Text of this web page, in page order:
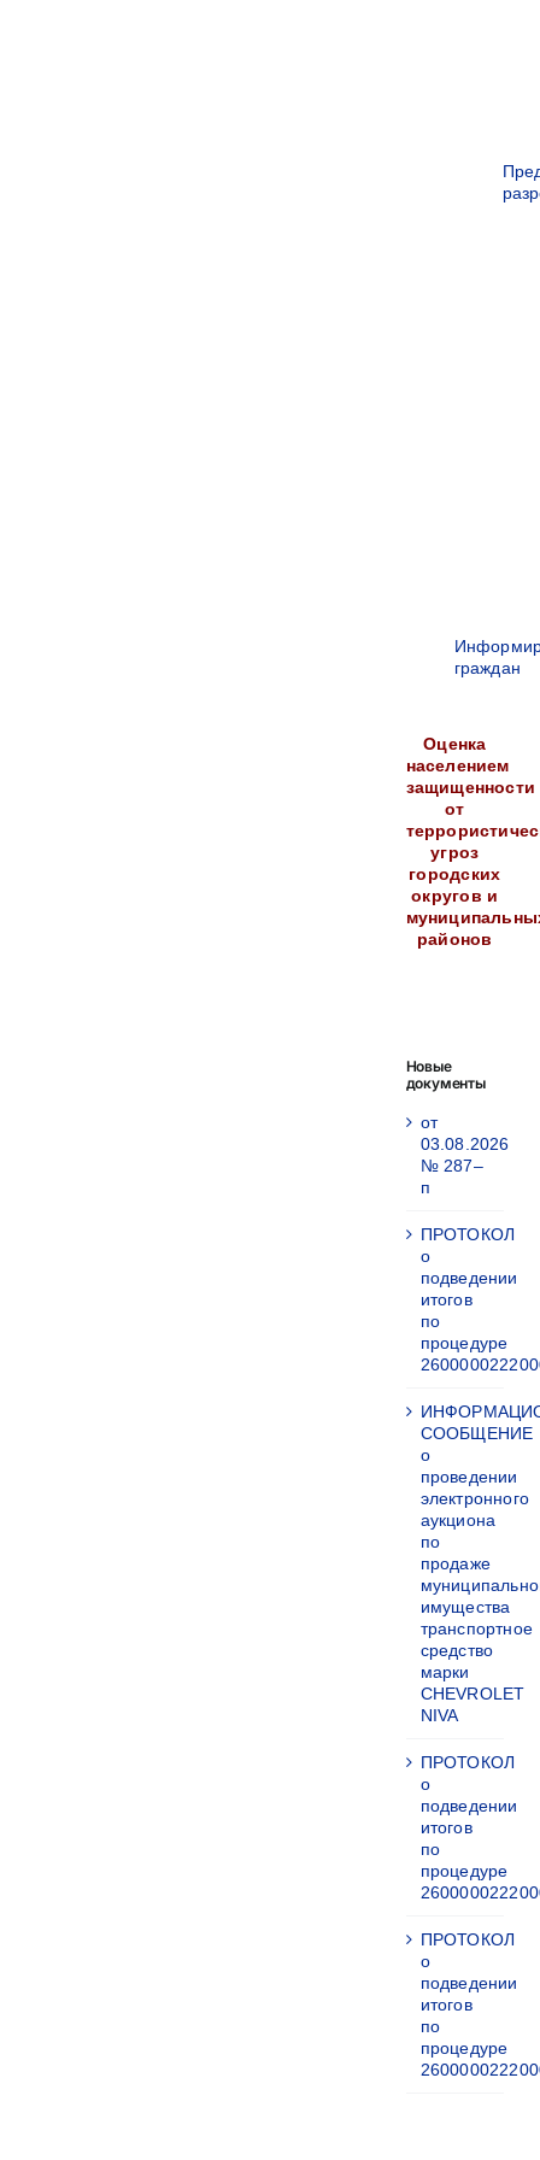
граждан
Оценка
населением
защищенности
от
угроз
городских
округов и
районов
Новые
документы
от
03.08.2026
№ 287–
п
ПРОТОКОЛ
о
подведении
итогов
по
процедуре
СООБЩЕНИЕ
о
проведении
электронного
аукциона
по
продаже
имущества
транспортное
средство
марки
CHEVROLET
NIVA
ПРОТОКОЛ
о
подведении
итогов
по
процедуре
ПРОТОКОЛ
о
подведении
итогов
по
процедуре